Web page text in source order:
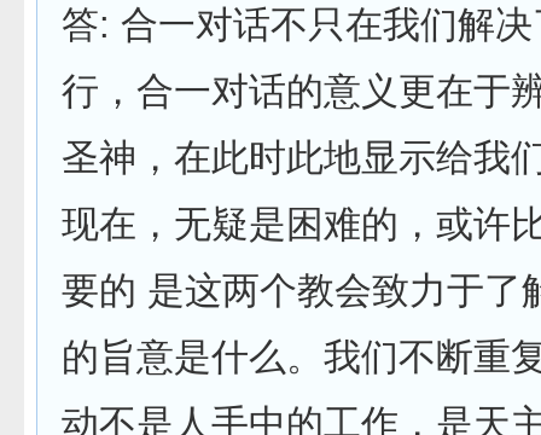
答: 合一对话不只在我们解
行，合一对话的意义更在于
圣神，在此时此地显示给我
现在，无疑是困难的，或许
要的 是这两个教会致力于了
的旨意是什么。我们不断重
动不是人手中的工作，是天